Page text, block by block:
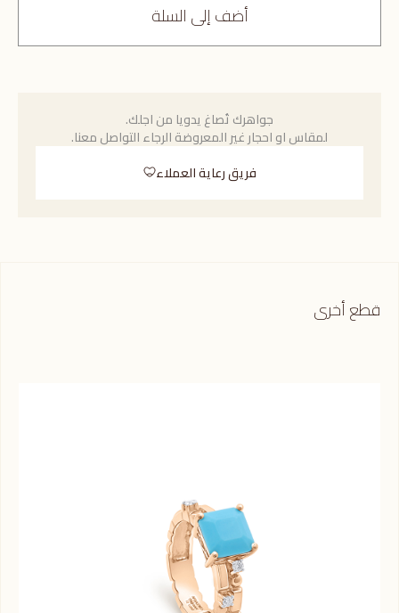
أضف إلى السلة
جواهرك تُصاغ يدويا من اجلك.
لمقاس او احجار غير المعروضة الرجاء التواصل معنا.
فريق رعاية العملاء
قطع أخرى